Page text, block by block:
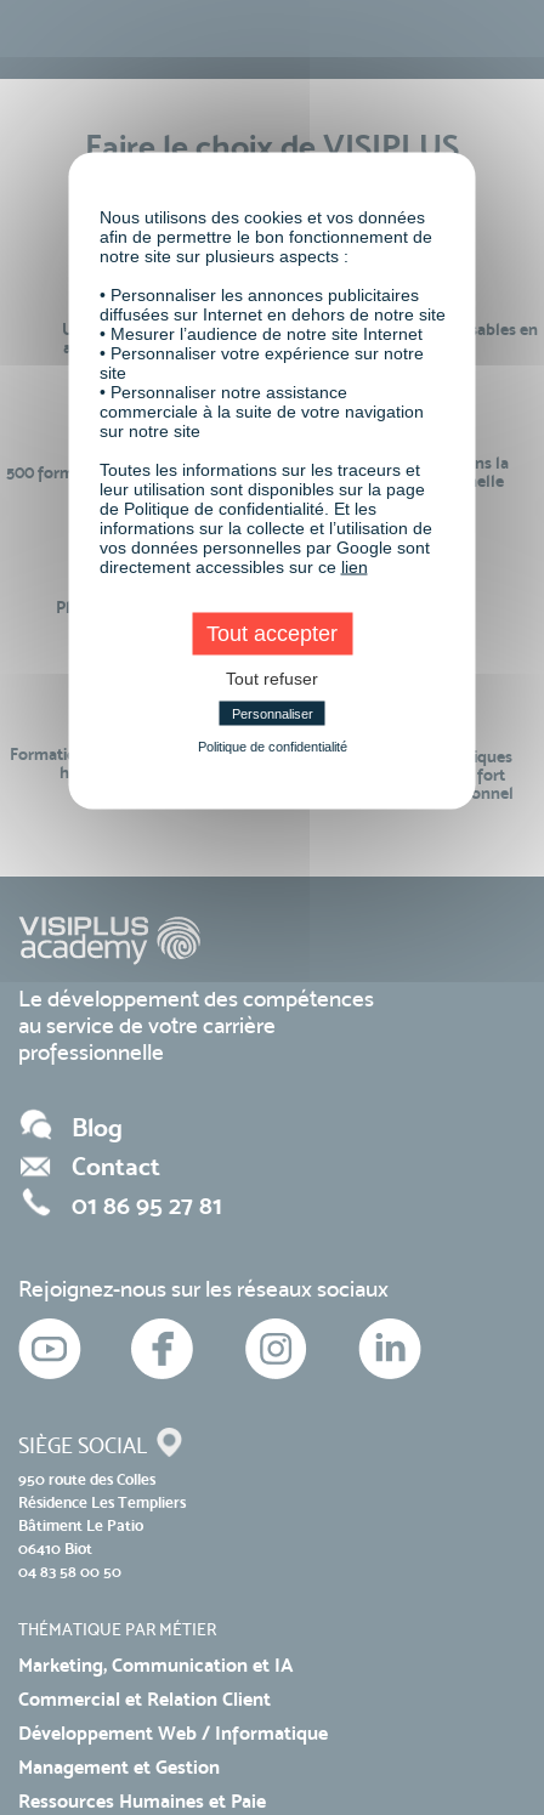
Faire le choix de VISIPLUS
Un réseau de 22 000
anciens participants
100% des formations réalisables en
digital learning
500 formations pour se préparer au
monde de demain
24 ans d'expérience dans la
formation professionnelle
Plus de 50 formations
Des intervenants
Formations réalisables pendant ou
hors temps de travail
Des contenus pédagogiques
« de pointe » et en lien fort
avec le monde professionnel
Le développement des compétences
au service de votre carrière
professionnelle
Blog
Contact
01 86 95 27 81
Rejoignez-nous sur les réseaux sociaux
SIÈGE SOCIAL
950 route des Colles
Résidence Les Templiers
Bâtiment Le Patio
06410 Biot
04 83 58 00 50
THÉMATIQUE PAR MÉTIER
Marketing, Communication et IA
Commercial et Relation Client
Développement Web / Informatique
Management et Gestion
Ressources Humaines et Paie
Nous utilisons des cookies et vos données
afin de permettre le bon fonctionnement de
notre site sur plusieurs aspects :
• Personnaliser les annonces publicitaires
diffusées sur Internet en dehors de notre site
• Mesurer l’audience de notre site Internet
• Personnaliser votre expérience sur notre
site
• Personnaliser notre assistance
commerciale à la suite de votre navigation
sur notre site
Toutes les informations sur les traceurs et
leur utilisation sont disponibles sur la page
de Politique de confidentialité. Et les
informations sur la collecte et l’utilisation de
vos données personnelles par Google sont
directement accessibles sur ce lien
Tout accepter
Tout refuser
Personnaliser
Politique de confidentialité